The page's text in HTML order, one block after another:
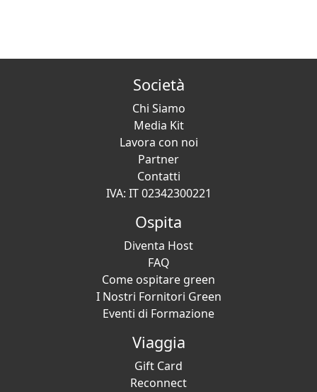
Società
Chi Siamo
Media Kit
Lavora con noi
Partner
Contatti
IVA: IT 02342300221
Ospita
Diventa Host
FAQ
Come ospitare green
I Nostri Fornitori Green
Eventi di Formazione
Viaggia
Gift Card
Reconnect